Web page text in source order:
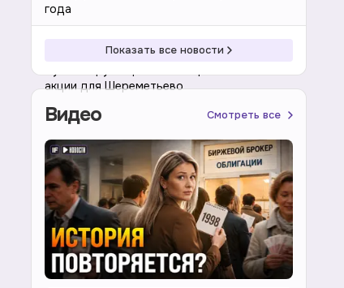
года
18:39 06.08.2026
акции для Шереметьево
Показать все новости
Видео Смотреть все